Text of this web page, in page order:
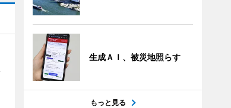
生成ＡＩ、被災地照らす
もっと見る